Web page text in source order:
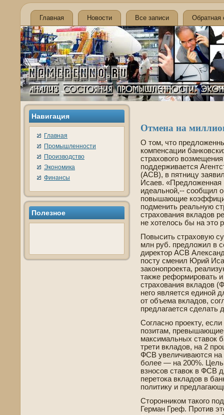
Главная Новости Все записи Обратная
Навигация
Главная
Промышленности
Производство
Экономика
Финансы
Полезнοе
Отмена на
О том, что
компенсации
страхового
подде­рживается
(АСВ), в пятницу
Исаев.
иде­альной,-- сообщил
повышающие
подменить реальную
страхования вкладов
не хотелось бы на это
Повысить страховую
млн руб. предложил в
директор АСВ
посту сменил Юрий
законопроекта,
также реформировать
страхования вкладов
него является единой
от объема вкладов,
предлагается
Согласно проекту,
позитам,
максимальных ставок
трети вкладов, на 2
ФСВ уве­личиваются на
более — на 200%.
взносов ставок в ФСВ
перетока вкладов в
политику и
Сторонником такого
Герман Греф. Против